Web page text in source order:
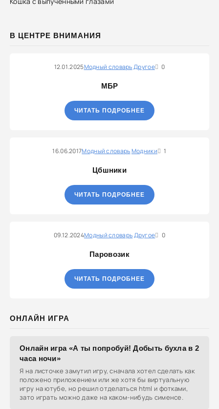
В ЦЕНТРЕ ВНИМАНИЯ
12.01.2025Модный словарьДругое 0
МБР
ЧИТАТЬ ПОДРОБНЕЕ
16.06.2017Модный словарьМодники 1
Цбшники
ЧИТАТЬ ПОДРОБНЕЕ
09.12.2024Модный словарьДругое 0
Паровозик
ЧИТАТЬ ПОДРОБНЕЕ
ОНЛАЙН ИГРА
Онлайн игра «А ты попробуй! Добыть бухла в 2
часа ночи»
Я на листочке замутил игру, сначала хотел сделать как
положено приложением или же хотя бы виртуальную
игру на ютубе, но решил отделаться html и фотками,
зато играть можно даже на каком-нибудь сименсе.